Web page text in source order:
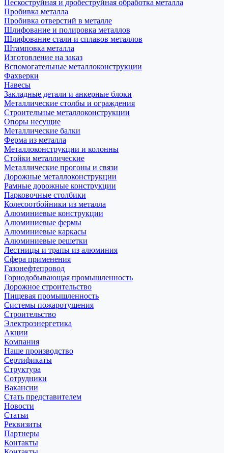
Пескоструйная и дробеструйная обработка металла
Пробивка металла
Пробивка отверстий в металле
Шлифование и полировка металлов
Шлифование стали и сплавов металлов
Штамповка металла
Изготовление на заказ
Вспомогательные металлоконструкции
Фахверки
Навесы
Закладные детали и анкерные блоки
Металлические столбы и ограждения
Строительные металлоконструкции
Опоры несущие
Металлические балки
Ферма из металла
Металлоконструкции и колонны
Стойки металлические
Металлические прогоны и связи
Дорожные металлоконструкции
Рамные дорожные конструкции
Парковочные столбики
Колесоотбойники из металла
Алюминиевые конструкции
Алюминиевые фермы
Алюминиевые каркасы
Алюминиевые решетки
Лестницы и трапы из алюминия
Сфера применения
Газонефтепровод
Горнодобывающая промышленность
Дорожное строительство
Пищевая промышленность
Системы пожаротушения
Строительство
Электроэнергетика
Акции
Компания
Наше производство
Сертификаты
Структура
Сотрудники
Вакансии
Стать представителем
Новости
Статьи
Реквизиты
Партнеры
Контакты